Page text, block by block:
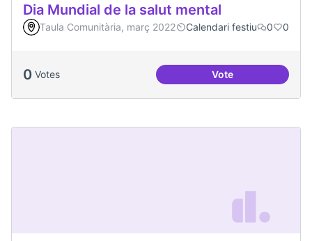
Dia Mundial de la salut mental
Taula Comunitària, març 2022 Calendari festiu 0 0
0 Votes VoteDia Mundial de la